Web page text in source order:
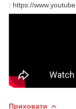
: https://
Приховати